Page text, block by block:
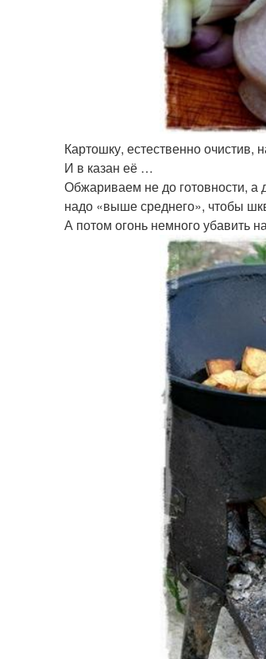
Картошку, естественно очистив,
И в казан её …
Обжариваем не до готовности,
надо «выше среднего», чтобы
А потом огонь немного убавить